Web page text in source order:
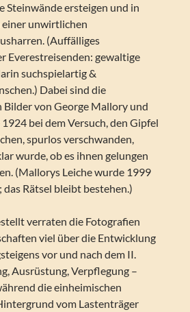
Steinwände ersteigen und in
unwirtlichen
(Auffälliges
Everestreisenden: gewaltige
suchspielartig &
Dabei sind die
von George Mallory und
bei dem Versuch, den Gipfel
spurlos verschwanden,
wurde, ob es ihnen gelungen
(Mallorys Leiche wurde 1999
das Rätsel bleibt bestehen.)
verraten die Fotografien
viel über die Entwicklung
vor und nach dem II.
Ausrüstung, Verpflegung –
die einheimischen
vom Lastenträger